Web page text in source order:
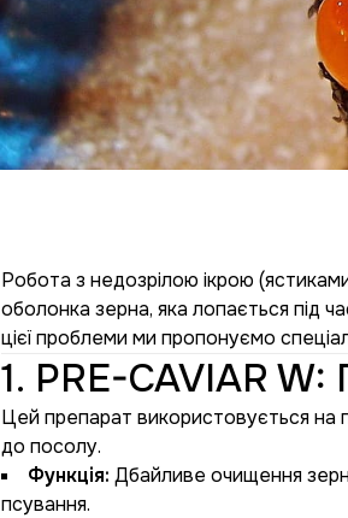
Робота з недозрілою ікрою
оболонка зерна, яка лопається під
цієї проблеми ми пропонуємо
1. PRE-CAVIAR
Цей препарат використовується на
до посолу.
Функція: Дбайливе очищення
псування.